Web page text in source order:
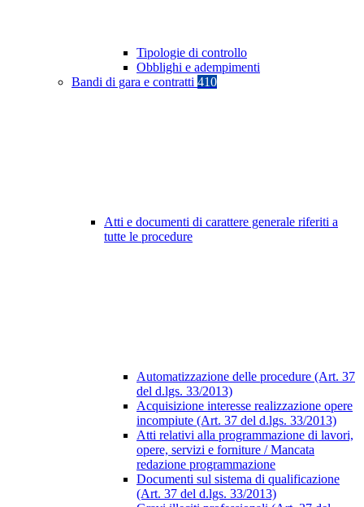
Tipologie di controllo
Obblighi e adempimenti
Bandi di gara e contratti 410
Atti e documenti di carattere generale riferiti a
tutte le procedure
Automatizzazione delle procedure (Art. 37
del d.lgs. 33/2013)
Acquisizione interesse realizzazione opere
incompiute (Art. 37 del d.lgs. 33/2013)
Atti relativi alla programmazione di lavori,
opere, servizi e forniture / Mancata
redazione programmazione
Documenti sul sistema di qualificazione
(Art. 37 del d.lgs. 33/2013)